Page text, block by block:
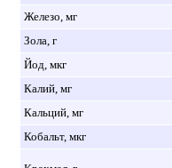
Железо, мг
Зола, г
Йод, мкг
Калий, мг
Кальций, мг
Кобальт, мкг